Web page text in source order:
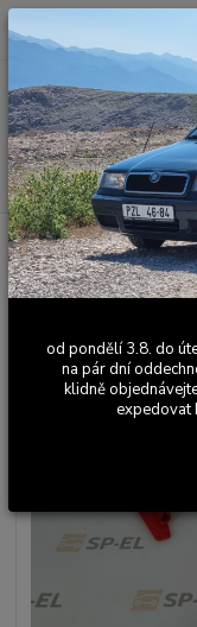
Po - Pá 9:00 - 17:00
Úvod Ostatní elektronika
Felicia
Opravná
stahování
od pondělí 3.8. do
na pár dní
klidně
expedovat